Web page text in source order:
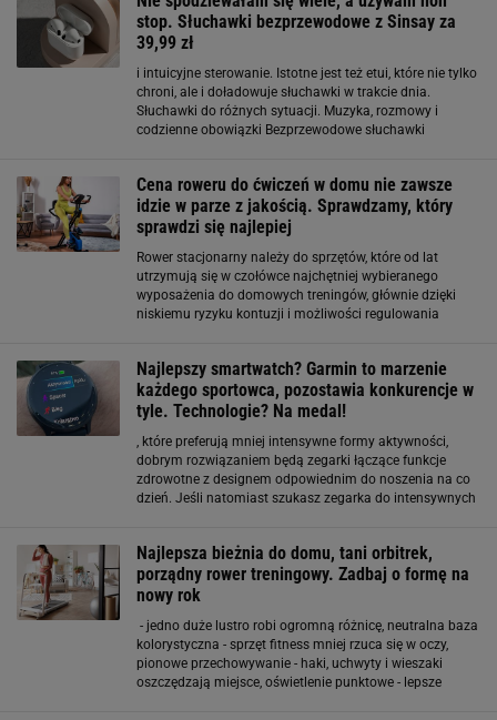
stop. Słuchawki bezprzewodowe z Sinsay za
39,99 zł
i intuicyjne sterowanie. Istotne jest też etui, które nie tylko
chroni, ale i doładowuje słuchawki w trakcie dnia.
Słuchawki do różnych sytuacji. Muzyka, rozmowy i
codzienne obowiązki Bezprzewodowe słuchawki
Cena roweru do ćwiczeń w domu nie zawsze
idzie w parze z jakością. Sprawdzamy, który
sprawdzi się najlepiej
Rower stacjonarny należy do sprzętów, które od lat
utrzymują się w czołówce najchętniej wybieranego
wyposażenia do domowych treningów, głównie dzięki
niskiemu ryzyku kontuzji i możliwości regulowania
Najlepszy smartwatch? Garmin to marzenie
każdego sportowca, pozostawia konkurencje w
tyle. Technologie? Na medal!
, które preferują mniej intensywne formy aktywności,
dobrym rozwiązaniem będą zegarki łączące funkcje
zdrowotne z designem odpowiednim do noszenia na co
dzień. Jeśli natomiast szukasz zegarka do intensywnych
Najlepsza bieżnia do domu, tani orbitrek,
porządny rower treningowy. Zadbaj o formę na
nowy rok
- jedno duże lustro robi ogromną różnicę, neutralna baza
kolorystyczna - sprzęt fitness mniej rzuca się w oczy,
pionowe przechowywanie - haki, uchwyty i wieszaki
oszczędzają miejsce, oświetlenie punktowe - lepsze